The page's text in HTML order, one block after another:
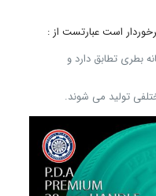
است عبارتست از :
بطری تطابق دارد و
تولید می شوند.